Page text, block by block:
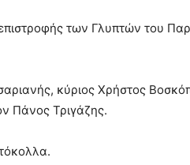
των Γλυπτών του
κύριος Χρήστος
Πάνος Τριγάζης.